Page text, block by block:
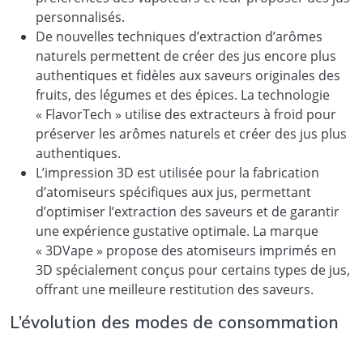
personnalisés.
De nouvelles techniques d’extraction d’arômes
naturels permettent de créer des jus encore plus
authentiques et fidèles aux saveurs originales des
fruits, des légumes et des épices. La technologie
« FlavorTech » utilise des extracteurs à froid pour
préserver les arômes naturels et créer des jus plus
authentiques.
L’impression 3D est utilisée pour la fabrication
d’atomiseurs spécifiques aux jus, permettant
d’optimiser l’extraction des saveurs et de garantir
une expérience gustative optimale. La marque
« 3DVape » propose des atomiseurs imprimés en
3D spécialement conçus pour certains types de jus,
offrant une meilleure restitution des saveurs.
L’évolution des modes de consommation